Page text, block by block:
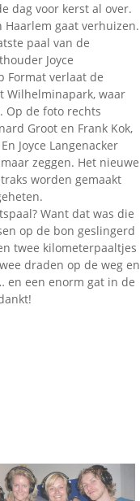
dag voor kerst al over.
Haarlem gaat verhuizen.
paal van de
Joyce
Format verlaat de
Wilhelminapark, waar
Op de foto rechts
Groot en Frank Kok,
Joyce Langenacker
zeggen. Het nieuwe
worden gemaakt
Want dat was die
op de bon geslingerd
twee kilometerpaaltjes
draden op de weg en
en een enorm gat in de